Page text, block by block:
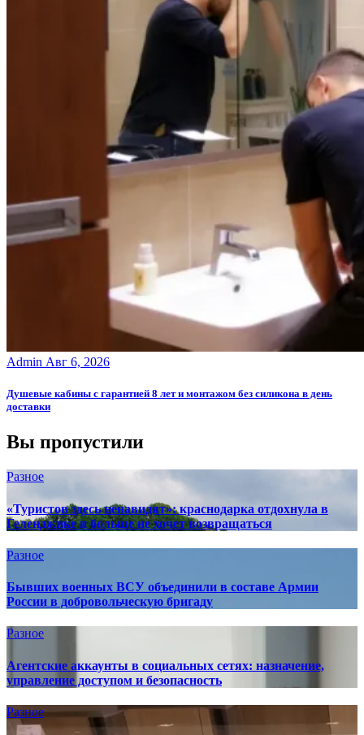
Admin Авг 6, 2026
Душевые кабины с гарантией 8 лет и монтажом без силикона в день
доставки
Вы пропустили
Разное
«Туристов здесь ненавидят»: краснодарка отдохнула в
Геленджике и больше не хочет возвращаться
Разное
Бывших военных ВСУ объединили в составе Армии
России в добровольческую бригаду
Разное
Агентские аккаунты в социальных сетях: назначение,
управление доступом и безопасность
Разное